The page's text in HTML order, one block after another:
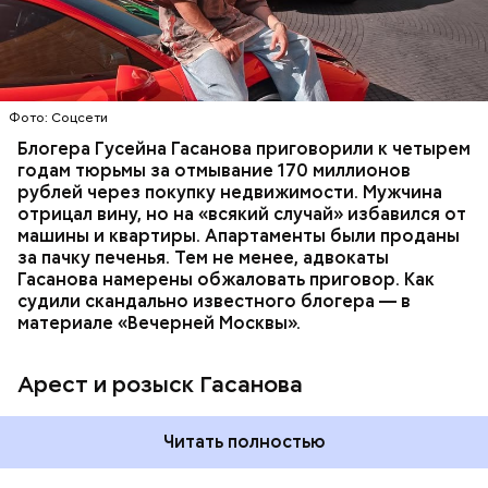
Фото: Соцсети
Блогера Гусейна Гасанова приговорили к четырем
годам тюрьмы за отмывание 170 миллионов
рублей через покупку недвижимости. Мужчина
отрицал вину, но на «всякий случай» избавился от
машины и квартиры. Апартаменты были проданы
за пачку печенья. Тем не менее, адвокаты
Гасанова намерены обжаловать приговор. Как
судили скандально известного блогера — в
материале «Вечерней Москвы».
Арест и розыск Гасанова
доходов в особо крупном размере. В тот же день
мужчину заочно арестовали.
Читать полностью
НАЛОГИ ПОИСК ЛЮДЕЙ ДЕНЬГИ
МВД
ГАСАН ГУСЕЙНОВ
Началось расследование. В квартире потерпевших
Молодого человека задержали. На первом же
допросе он признался, что планировал отравить
только отчима. Тогда следователи посчитали, что
мотивом преступления была квартира родителей,
которая в случае их смерти перешла бы сыну. Но
спустя несколько дней Миссюра заявил, что ранее
уже травил других людей.